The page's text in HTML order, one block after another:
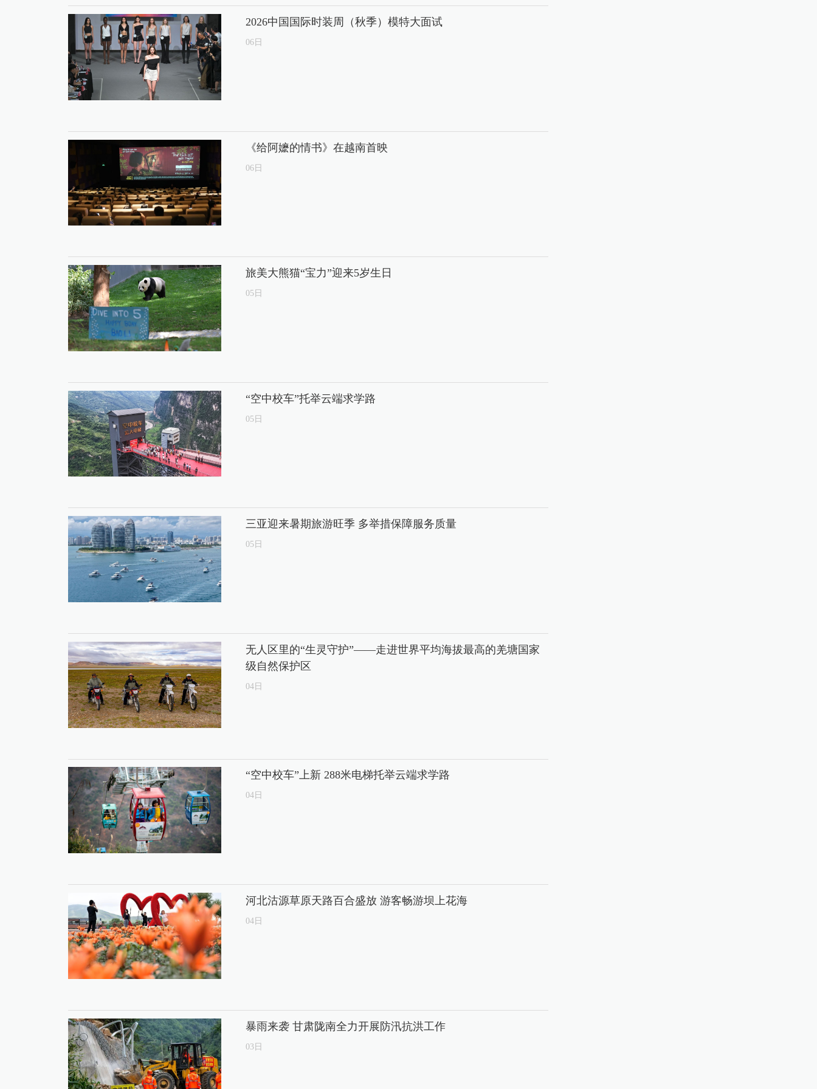
2026中国国际时装周（秋季）模特大面试
06日
《给阿嬷的情书》在越南首映
06日
旅美大熊猫“宝力”迎来5岁生日
05日
“空中校车”托举云端求学路
05日
三亚迎来暑期旅游旺季 多举措保障服务质量
05日
无人区里的“生灵守护”——走进世界平均海拔最高的羌塘国家
级自然保护区
04日
“空中校车”上新 288米电梯托举云端求学路
04日
河北沽源草原天路百合盛放 游客畅游坝上花海
04日
暴雨来袭 甘肃陇南全力开展防汛抗洪工作
03日